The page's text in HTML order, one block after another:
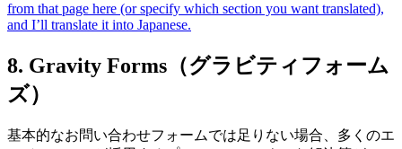
from that page here (or specify which section you want translated),
and I’ll translate it into Japanese.
8. Gravity Forms（グラビティフォーム
ズ）
基本的なお問い合わせフォームでは足りない場合、多くのエ